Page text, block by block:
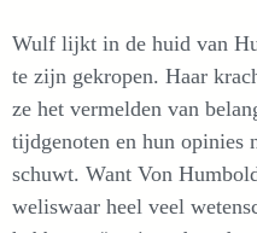
Wulf lijkt in de huid van
te zijn gekropen. Haar
ze het vermelden van
tijdgenoten en hun opinies
schuwt. Want Von
weliswaar heel veel